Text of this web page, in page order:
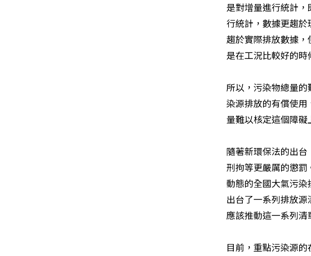
是對增量進行統計
行統計，數據更趨
趨於實際排放數據
是在工況比較好的
所以，污染物總量
染源排放的有償使
量難以核定這個障礙
隨著新環保法的出
刑拘等更嚴厲的懲罰
動態的全國大氣污
出台了一系列排放
應該推動這一系列清
目前，重點污染源